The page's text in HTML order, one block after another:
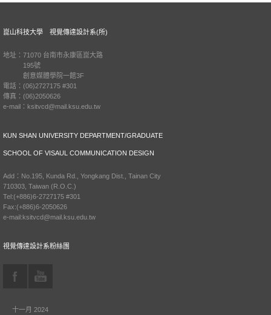
崑山科技大學 視覺傳達設計系(所)
地址：71070 台南市永康區崑大路
195號
創意媒體學院一館3F
電話：(06)2727175 #301
傳真：(06)2050626
e-mail：ksitvcd@mail.ksu.edu.tw
KUN SHAN UNIVERSITY DEPARTMENT/GRADUATE
SCHOOL OF VISAUL COMMUNICATION DESIGN
Add：No.195, Kunda Rd., Yongkang Dist., Tainan City
710303, Taiwan (R.O.C.)
Tel:(+886)6-2727175 #301
Fax:(+886)6-2050626
e-mail:ksitvcd@mail.ksu.edu.tw
視覺傳達設計系粉絲團
十一月 2024